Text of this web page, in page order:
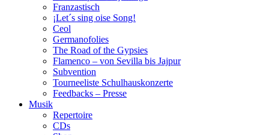
Franzastisch
¡Let´s sing oise Song!
Ceol
Germanofolies
The Road of the Gypsies
Flamenco – von Sevilla bis Jajpur
Subvention
Tourneeliste Schulhauskonzerte
Feedbacks – Presse
Musik
Repertoire
CDs